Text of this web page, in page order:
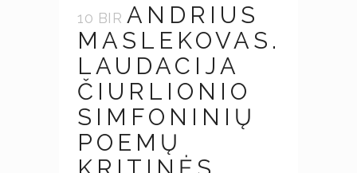
10 BIR ANDRIUS
MASLEKOVAS.
LAUDACIJA
ČIURLIONIO
SIMFONINIŲ
POEMŲ